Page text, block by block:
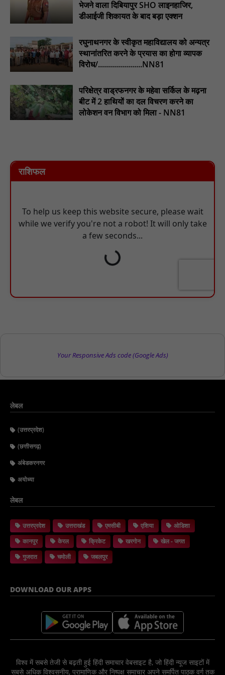
भेजने वाला दिबियापुर SHO लाइनहाजिर,
डीआईजी शिकायत के बाद बड़ा एक्शन
रघुनाथनगर के स्वीकृत महाविद्यालय को अन्यत्र
स्थानांतरित करने के प्रयास का होगा व्यापक
विरोध/......................NN81
परिक्षेत्र वाड्रफनगर के महेवा सर्किल के मढ़ना
बीट में 2 हाथियों का दल विचरण करने का
लोकेशन वन विभाग को मिला - NN81
राशिफल
Your Responsive Ads code (Google Ads)
लेबल
(उत्तरप्रदेश)
(छत्तीसगढ़)
अंबेडकरनगर
अयोध्या
लेबल
उत्तरप्रदेश उत्तराखंड एमसीबी एशिया
ओडिशा
कानपुर
केरल क्रिकेट खरगोन
खेल - जगत
गुजरात
चमोली जबलपुर
DOWNLOAD OUR APPS
विश्व में सबसे तेजी से बढ़ती हुई हिंदी समाचार वेबसाइट है, जो हिंदी न्यूज साइटों में
सबसे अधिक विश्वसनीय, प्रामाणिक और निष्पक्ष समाचार अपने समर्पित पाठक वर्ग तक